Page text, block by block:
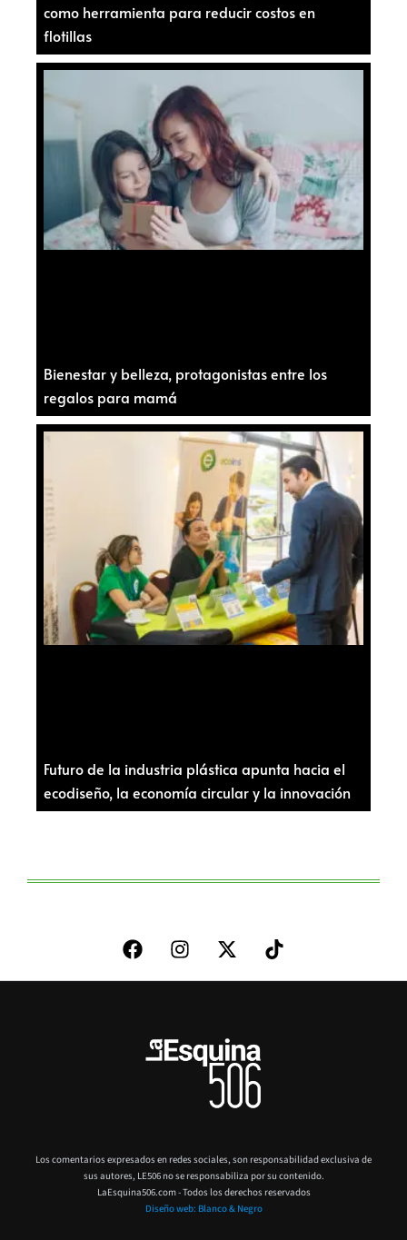
como herramienta para reducir costos en
flotillas
Bienestar y belleza, protagonistas entre los
regalos para mamá
Futuro de la industria plástica apunta hacia el
ecodiseño, la economía circular y la innovación
Los comentarios expresados en redes sociales, son responsabilidad exclusiva de
sus autores, LE506 no se responsabiliza por su contenido.
LaEsquina506.com - Todos los derechos reservados
Diseño web: Blanco & Negro